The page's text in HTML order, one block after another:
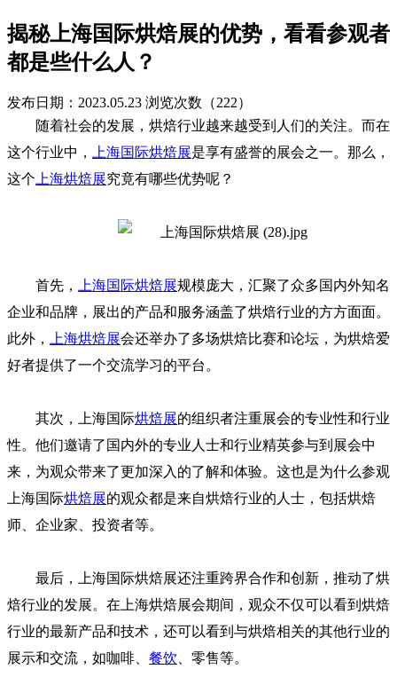
揭秘上海国际烘焙展的优势，看看参观者
都是些什么人？
发布日期：2023.05.23 浏览次数（222）
随着社会的发展，烘焙行业越来越受到人们的关注。而在
这个行业中，
上海国际烘焙展是享有盛誉的展会之一。那么，
这个 上海烘焙展究竟有哪些优势呢？
首先， 上海国际烘焙展规模庞大，汇聚了众多国内外知名
企业和品牌，展出的产品和服务涵盖了烘焙行业的方方面面。
此外，
上海烘焙展会还举办了多场烘焙比赛和论坛，为烘焙爱
好者提供了一个交流学习的平台。
其次，上海国际烘焙展的组织者注重展会的专业性和行业
性。他们邀请了国内外的专业人士和行业精英参与到展会中
来，为观众带来了更加深入的了解和体验。这也是为什么参观
上海国际烘焙展的观众都是来自烘焙行业的人士，包括烘焙
师、企业家、投资者等。
最后，上海国际烘焙展还注重跨界合作和创新，推动了烘
焙行业的发展。在上海烘焙展会期间，观众不仅可以看到烘焙
行业的最新产品和技术，还可以看到与烘焙相关的其他行业的
展示和交流，如咖啡、 餐饮 、零售等。